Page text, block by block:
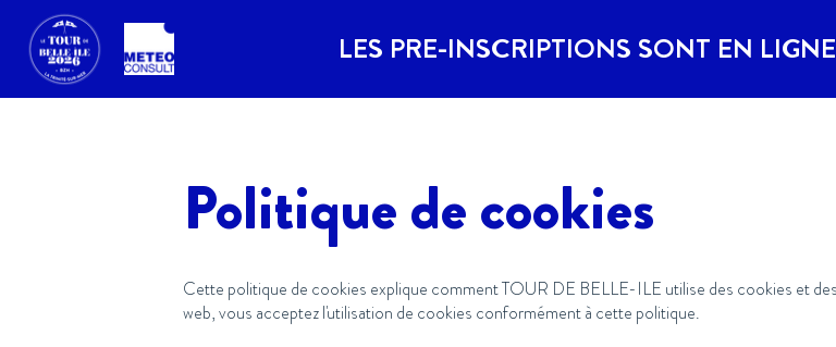
LES PRE-INSCRIPTIONS SONT EN LIGNE
Politique de cookies
Cette politique de cookies explique comment TOUR DE BELLE-ILE utilise des cookies et
web, vous acceptez l'utilisation de cookies conformément à cette politique.